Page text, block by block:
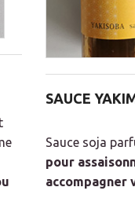
SAUCE
Sauce soja
pour
accompagner